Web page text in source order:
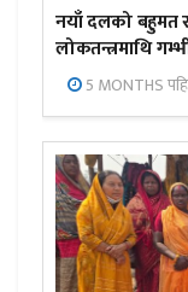
नयाँ दलको बहुमत
लोकतन्त्रमाथि
5 MONTHS